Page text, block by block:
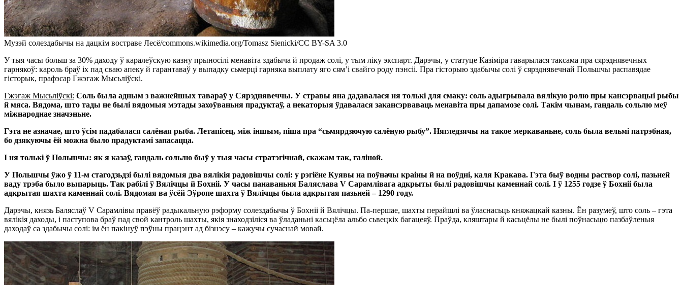
Музэй солездабычы на дацкім востраве Лесё/commons.wikimedia.org/Tomasz Sienicki/CC BY-SA 3.0
У тыя часы больш за 30% даходу ў каралеўскую казну прыносілі менавіта здабыча й продаж солі, у тым ліку экспарт. Дарэчы, у статуце Казіміра гаварылася таксама пра сярэднявечных
гарнякоў: кароль браў іх пад сваю апеку й гарантаваў у выпадку сьмерці гарняка выплату яго сям’і свайго роду пэнсіі. Пра гісторыю здабычы солі ў сярэднявечнай Польшчы распавядае
гісторык, прафэсар Гжэгаж Мысьліўскі.
Гжэгаж Мысьліўскі: Соль была адным з важнейшых тавараў у Сярэднявеччы. У стравы яна дадавалася ня толькі для смаку: соль адыгрывала вялікую ролю пры кансэрвацыі рыбы
й мяса. Вядома, што тады не былі вядомыя мэтады захоўваньня прадуктаў, а некаторыя ўдавалася закансэрваваць менавіта пры дапамозе солі. Такім чынам, гандаль сольлю меў
міжнароднае значэньне.
Гэта не азначае, што ўсім падабалася салёная рыба. Летапісец, між іншым, піша пра “сьмярдзючую салёную рыбу”. Нягледзячы на такое меркаваньне, соль была вельмі патрэбная,
бо дзякуючы ёй можна было прадуктамі запасацца.
І ня толькі ў Польшчы: як я казаў, гандаль сольлю быў у тыя часы стратэгічнай, скажам так, галіной.
У Польшчы ўжо ў 11-м стагодзьдзі былі вядомыя два вялікія радовішчы солі: у рэгіёне Куявы на поўначы краіны й на поўдні, каля Кракава. Гэта быў водны раствор солі, пазьней
ваду трэба было выпарыць. Так рабілі ў Вялічцы й Бохніі. У часы панаваньня Баляслава V Сарамлівага адкрыты былі радовішчы каменнай солі. І ў 1255 годзе ў Бохніі была
адкрытая шахта каменнай солі. Вядомая ва ўсёй Эўропе шахта ў Вялічцы была адкрытая пазьней – 1290 году.
Дарэчы, князь Баляслаў V Сарамлівы правёў радыкальную рэформу солездабычы ў Бохніі й Вялічцы. Па-першае, шахты перайшлі ва ўласнасьць княжацкай казны. Ён разумеў, што соль – гэта
вялікія даходы, і паступова браў пад свой кантроль шахты, якія знаходзіліся ва ўладаньні касьцёла альбо сьвецкіх багацеяў. Праўда, кляштары й касьцёлы не былі поўнасьцю пазбаўленыя
даходаў са здабычы солі: ім ён пакінуў пэўны працэнт ад бізнэсу – кажучы сучаснай мовай.